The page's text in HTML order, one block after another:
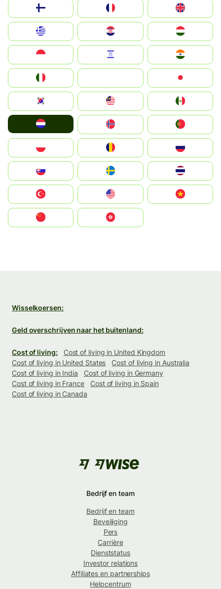
United Kingdom
Magyarország
South Korea
United States
中國香港特別行政區
Wisselkoersen:
Geld overschrijven naar het buitenland:
Cost of living:
Cost of living in United Kingdom
Cost of living in United States
Cost of living in Australia
Cost of living in India
Cost of living in Germany
Cost of living in France
Cost of living in Spain
Cost of living in Canada
Bedrijf en team
Bedrijf en team
Beveiliging
Pers
Carrière
Dienststatus
Investor relations
Affiliates en partnerships
Helpcentrum